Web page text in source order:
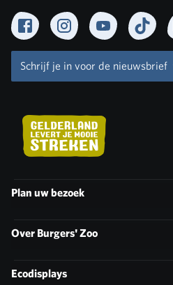
FacebookInstagramYouTubeTikTok
Schrijf je in voor de nieuwsbrief
Plan uw bezoek
Over Burgers' Zoo
Ecodisplays